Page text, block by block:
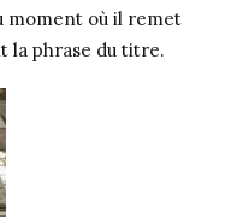
moment où il remet
la phrase du titre.